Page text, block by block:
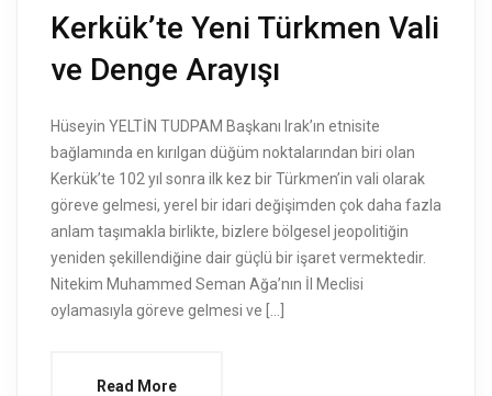
Kerkük’te Yeni Türkmen Vali
ve Denge Arayışı
Hüseyin YELTİN TUDPAM Başkanı Irak’ın etnisite
bağlamında en kırılgan düğüm noktalarından biri olan
Kerkük’te 102 yıl sonra ilk kez bir Türkmen’in vali olarak
göreve gelmesi, yerel bir idari değişimden çok daha fazla
anlam taşımakla birlikte, bizlere bölgesel jeopolitiğin
yeniden şekillendiğine dair güçlü bir işaret vermektedir.
Nitekim Muhammed Seman Ağa’nın İl Meclisi
oylamasıyla göreve gelmesi ve […]
Read More